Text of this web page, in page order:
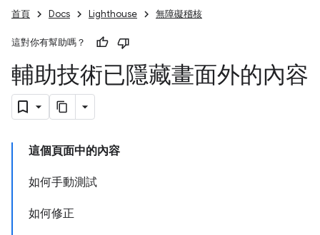
首頁 Docs Lighthouse 無障礙稽核
這對你有幫助嗎？
輔助技術已隱藏畫面外的內容
這個頁面中的內容
如何手動測試
如何修正